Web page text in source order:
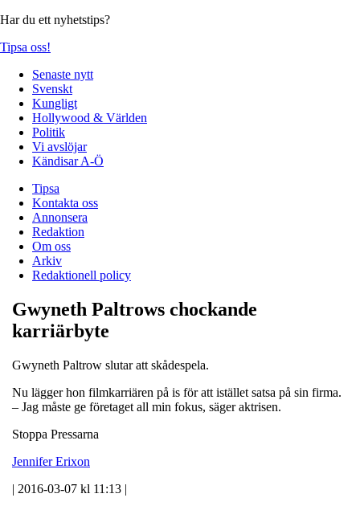
Har du ett nyhetstips?
Tipsa oss!
Senaste nytt
Svenskt
Kungligt
Hollywood & Världen
Politik
Vi avslöjar
Kändisar A-Ö
Tipsa
Kontakta oss
Annonsera
Redaktion
Om oss
Arkiv
Redaktionell policy
Gwyneth Paltrows chockande
karriärbyte
Gwyneth Paltrow slutar att skådespela.
Nu lägger hon filmkarriären på is för att istället satsa på sin firma.
– Jag måste ge företaget all min fokus, säger aktrisen.
Stoppa Pressarna
Jennifer Erixon
| 2016-03-07 kl 11:13 |